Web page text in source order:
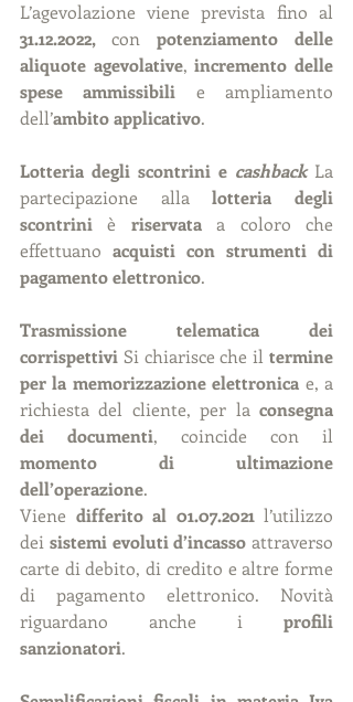
31.12.2022, con potenziamento delle
aliquote agevolative, incremento delle
spese ammissibili e ampliamento
dell’ambito applicativo.
Lotteria degli scontrini e cashback La
partecipazione alla lotteria degli
scontrini è riservata a coloro che
effettuano acquisti con strumenti di
pagamento elettronico.
Trasmissione telematica dei
corrispettivi Si chiarisce che il termine
per la memorizzazione elettronica e, a
richiesta del cliente, per la consegna
dei documenti
momento di ultimazione
dell’operazione.
Viene differito al 01.07.2021 l’utilizzo
dei sistemi evoluti d’incasso attraverso
carte di debito, di credito e altre forme
di pagamento elettronico. Novità
riguardano anche i profili
sanzionatori.